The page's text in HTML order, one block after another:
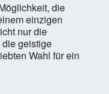
die
einzigen
nur die
geistige
Wahl für ein